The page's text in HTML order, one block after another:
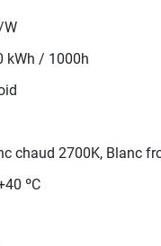
W
kWh / 1000h
chaud 2700K, Blanc
ºC